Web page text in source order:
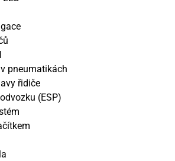
pneumatikách
řidiče
(ESP)